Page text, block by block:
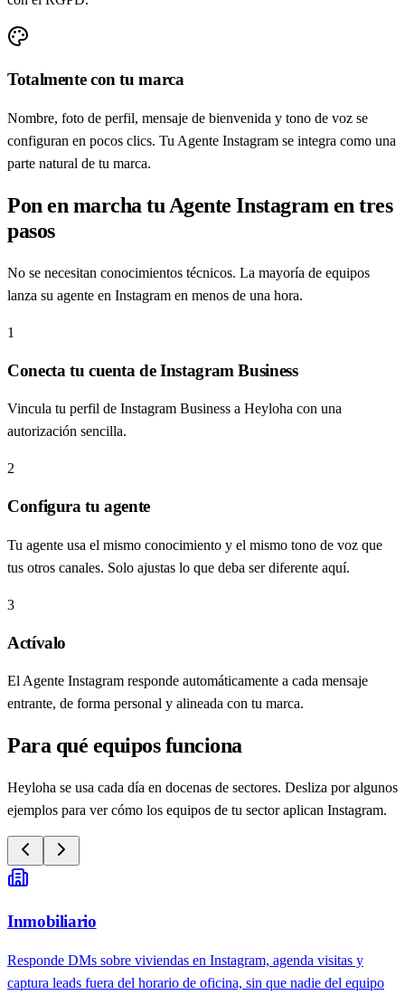
Totalmente con tu marca
Nombre, foto de perfil, mensaje de bienvenida y tono de voz se
configuran en pocos clics. Tu Agente Instagram se integra como una
parte natural de tu marca.
Pon en marcha tu Agente Instagram en tres
pasos
No se necesitan conocimientos técnicos. La mayoría de equipos
lanza su agente en Instagram en menos de una hora.
1
Conecta tu cuenta de Instagram Business
Vincula tu perfil de Instagram Business a Heyloha con una
autorización sencilla.
2
Configura tu agente
Tu agente usa el mismo conocimiento y el mismo tono de voz que
tus otros canales. Solo ajustas lo que deba ser diferente aquí.
3
Actívalo
El Agente Instagram responde automáticamente a cada mensaje
entrante, de forma personal y alineada con tu marca.
Para qué equipos funciona
Heyloha se usa cada día en docenas de sectores. Desliza por algunos
ejemplos para ver cómo los equipos de tu sector aplican Instagram.
Inmobiliario
Responde DMs sobre viviendas en Instagram, agenda visitas y
captura leads fuera del horario de oficina, sin que nadie del equipo